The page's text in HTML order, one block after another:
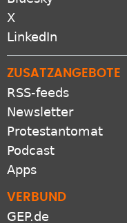
Bluesky
X
ZUSATZANGEBOTE
RSS-feeds
Newsletter
Protestantomat
Podcast
VERBUND